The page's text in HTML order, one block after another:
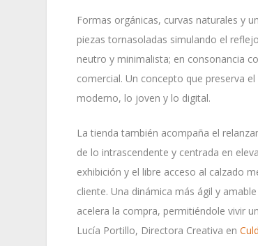
Formas orgánicas, curvas naturales y
piezas tornasoladas simulando el
neutro y minimalista; en consonancia
comercial. Un concepto que preserva
moderno, lo joven y lo digital.
La tienda también acompaña el
de lo intrascendente y centrada en
exhibición y el libre acceso al calzado
cliente. Una dinámica más ágil y
acelera la compra, permitiéndole vivir
Lucía Portillo, Directora Creativa en